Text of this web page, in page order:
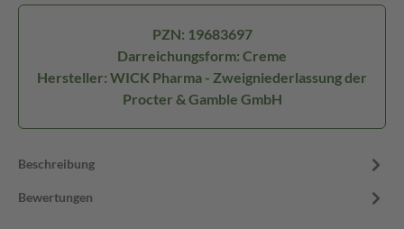
PZN: 19683697
Darreichungsform: Creme
Hersteller: WICK Pharma - Zweigniederlassung der
Procter & Gamble GmbH
Beschreibung
Bewertungen